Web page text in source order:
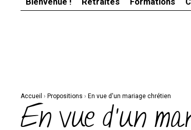
Accueil › Propositions › En vue d'un mariage chrétien